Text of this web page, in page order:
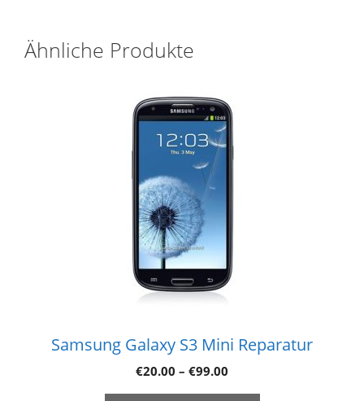
Ähnliche Produkte
Samsung Galaxy S3 Mini Reparatur
€20.00 – €99.00